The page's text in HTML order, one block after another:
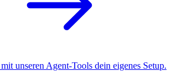
unseren Agent-Tools dein eigenes Setup.